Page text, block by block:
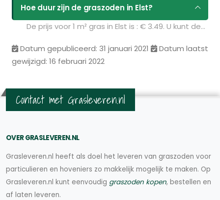
Hoe duur zijn de graszoden in Elst?
De prijs voor 1 m² gras in Elst is : € 3.49. U kunt deze graszoden bestellen via de volgende link:
Datum gepubliceerd: 31 januari 2021
Datum laatst
gewijzigd: 16 februari 2022
Contact met Grasleveren.nl
OVER GRASLEVEREN.NL
Grasleveren.nl heeft als doel het leveren van graszoden voor
particulieren en hoveniers zo makkelijk mogelijk te maken. Op
Grasleveren.nl kunt eenvoudig graszoden kopen, bestellen en
af laten leveren.